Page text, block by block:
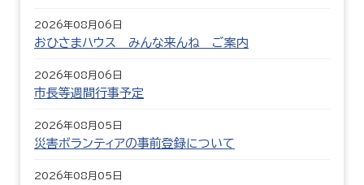
2026年08月06日
おひさまハウス みんな来んね ご案内
2026年08月06日
市長等週間行事予定
2026年08月05日
災害ボランティアの事前登録について
2026年08月05日